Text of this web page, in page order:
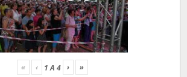
« ‹ 1A 4 › »